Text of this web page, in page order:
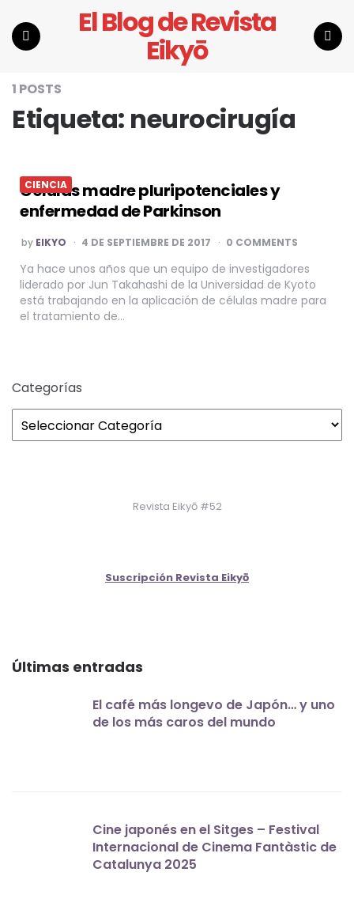
El Blog de Revista
Eikyō
1 POSTS
Etiqueta: neurocirugía
CIENCIA
Células madre pluripotenciales y
enfermedad de Parkinson
POSTED
BY
by EIKYO 4 DE SEPTIEMBRE DE 2017 0 COMMENTS
Ya hace unos años que un equipo de investigadores
liderado por Jun Takahashi de la Universidad de Kyoto
está trabajando en la aplicación de células madre para
el tratamiento de…
Categorías
Revista Eikyō #52
Suscripción Revista Eikyō
Últimas entradas
El café más longevo de Japón… y uno
de los más caros del mundo
Cine japonés en el Sitges – Festival
Internacional de Cinema Fantàstic de
Catalunya 2025